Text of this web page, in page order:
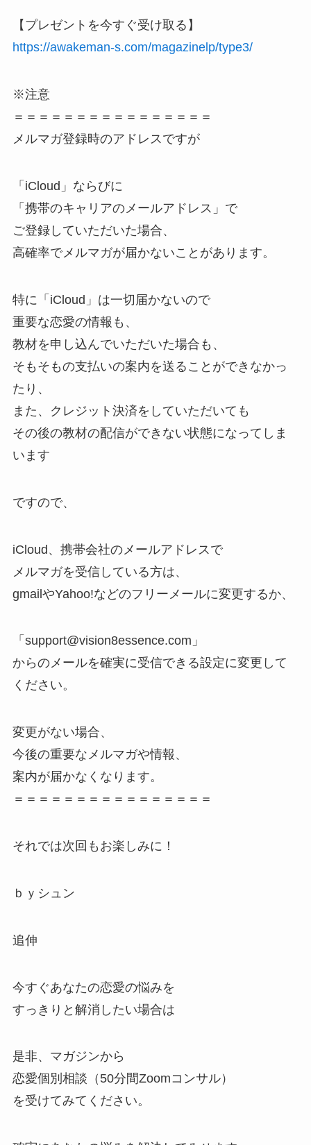
【プレゼントを今すぐ受け取る】
https://awakeman-s.com/magazinelp/type3/
※注意
＝＝＝＝＝＝＝＝＝＝＝＝＝＝＝＝
メルマガ登録時のアドレスですが
「iCloud」ならびに
「携帯のキャリアのメールアドレス」で
ご登録していただいた場合、
高確率でメルマガが届かないことがあります。
特に「iCloud」は一切届かないので
重要な恋愛の情報も、
教材を申し込んでいただいた場合も、
そもそもの支払いの案内を送ることができなかっ
たり、
また、クレジット決済をしていただいても
その後の教材の配信ができない状態になってしま
います
ですので、
iCloud、携帯会社のメールアドレスで
メルマガを受信している方は、
gmailやYahoo!などのフリーメールに変更するか、
「support@vision8essence.com」
からのメールを確実に受信できる設定に変更して
ください。
変更がない場合、
今後の重要なメルマガや情報、
案内が届かなくなります。
＝＝＝＝＝＝＝＝＝＝＝＝＝＝＝＝
それでは次回もお楽しみに！
ｂｙシュン
追伸
今すぐあなたの恋愛の悩みを
すっきりと解消したい場合は
是非、マガジンから
恋愛個別相談（50分間Zoomコンサル）
を受けてみてください。